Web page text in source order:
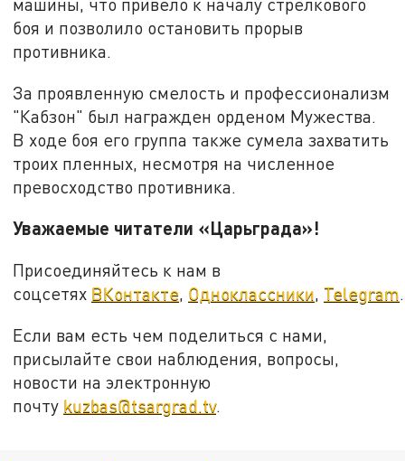
боя и позволило остановить прорыв
противника.
За проявленную смелость и профессионализм
"Кабзон" был награжден орденом Мужества.
В ходе боя его группа также сумела захватить
троих пленных, несмотря на численное
превосходство противника.
Уважаемые читатели «Царьграда»!
Присоединяйтесь к нам в
соцсетях ВКонтакте, Одноклассники, Telegram.
Если вам есть чем поделиться с нами,
присылайте свои наблюдения, вопросы,
новости на электронную
почту kuzbas@tsargrad.tv.